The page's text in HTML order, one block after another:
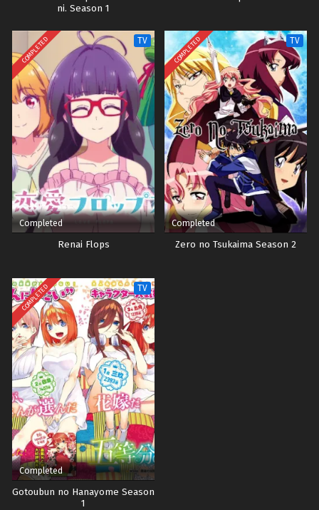
ni. Season 1
COMPLETED TV
Completed
Renai Flops
COMPLETED TV
Completed
Zero no Tsukaima Season 2
COMPLETED TV
Completed
Gotoubun no Hanayome Season
1